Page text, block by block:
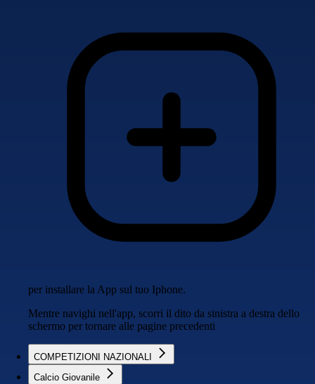
per installare la App sul tuo Iphone.
Mentre navighi nell'app, scorri il dito da sinistra a destra dello
schermo per tornare alle pagine precedenti
COMPETIZIONI NAZIONALI
Calcio Giovanile